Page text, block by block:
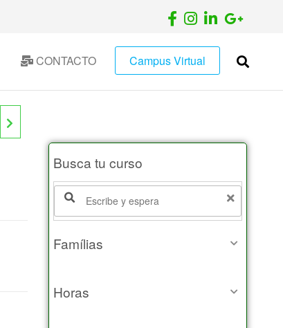
Campus Virtual
CONTACTO
Busca tu curso
Buscar productos:
Famílias
Horas